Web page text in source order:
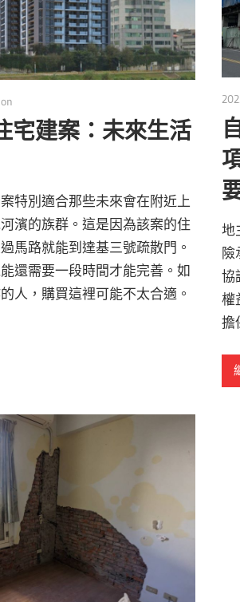
宅建案：未來生活
特別適合那些未來會在附近上
濱的族群。這是因為該案的住
馬路就能到達基三號疏散門。
還需要一段時間才能完善。如
人，購買這裡可能不太合適。
地
險
協
權
擔